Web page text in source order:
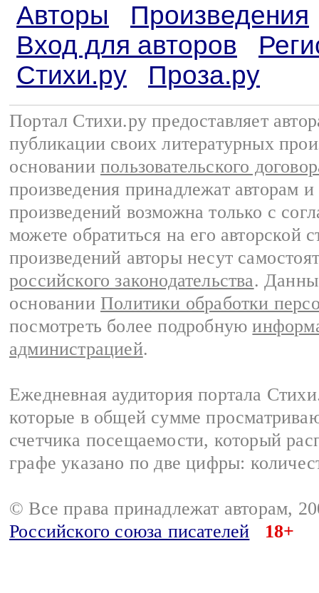
Авторы
Произведения
Вход для авторов
Стихи.ру
Проза.ру
Портал Стихи.ру предоставляет
публикации своих литературных
основании пользовательского
произведения принадлежат авторам
произведений возможна только с
можете обратиться на его авторской
произведений авторы несут
российского законодательства.
основании Политики обработки
посмотреть более подробную
администрацией.
Ежедневная аудитория портала
которые в общей сумме
счетчика посещаемости, который
графе указано по две цифры:
© Все права принадлежат авторам,
Российского союза писателей
18+